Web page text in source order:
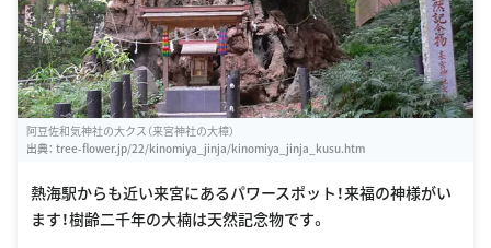
阿豆佐和気神社の大クス（来宮神社の大樟）
出典： tree-flower.jp/22/kinomiya_jinja/kinomiya_jinja_kusu.htm
熱海駅からも近い来宮にあるパワースポット！来福の神様がい
ます！樹齢二千年の大楠は天然記念物です。